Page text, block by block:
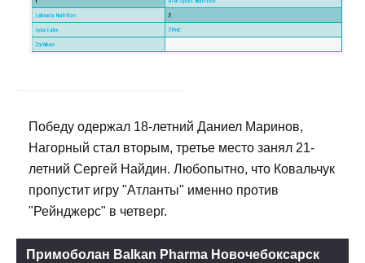
Победу одержал 18-летний Даниел Маринов,
Нагорный стал вторым, третье место занял 21-
летний Сергей Найдин. Любопытно, что Ковальчук
пропустит игру "Атланты" именно против
"Рейнджерс" в четверг.
Примоболан Balkan Pharma Новочебоксарск